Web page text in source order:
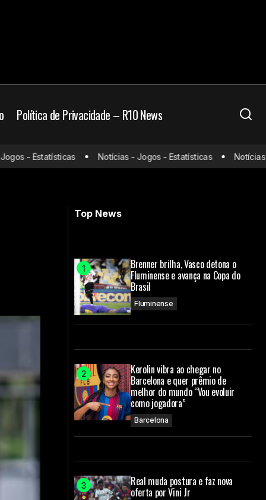
Política de Privacidade – R10 News
Botafogo oficializa despedida de
Adryelson após temporada histórica
- Estatísticas Notícias - Jogos - Estatísticas Notícias -
Top News
Brenner brilha, Vasco detona o
Fluminense e avança na Copa do
Brasil
Fluminense
Kerolin vibra ao chegar no
Barcelona e quer prêmio de
melhor do mundo “Vou evoluir
como jogadora”
Barcelona
Real muda postura e faz nova
oferta por Vini Jr